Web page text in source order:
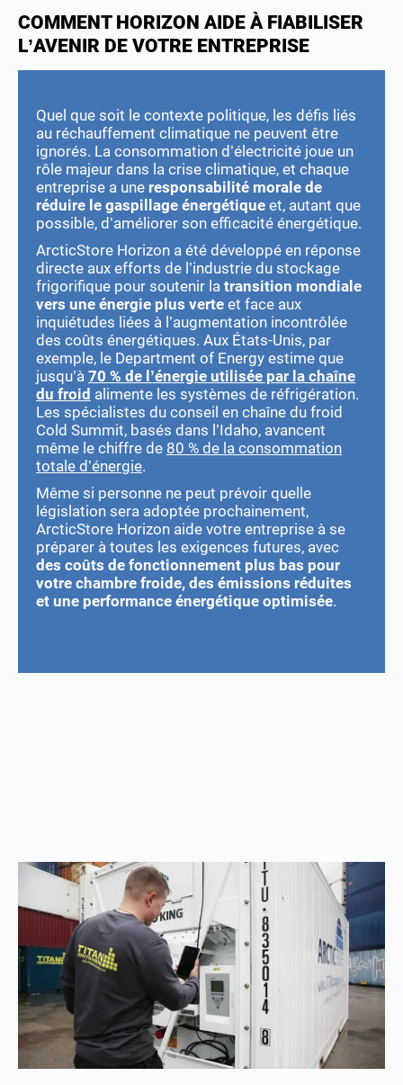
COMMENT HORIZON AIDE À FIABILISER
L’AVENIR DE VOTRE ENTREPRISE
Quel que soit le contexte politique, les défis liés
au réchauffement climatique ne peuvent être
ignorés. La consommation d’électricité joue un
rôle majeur dans la crise climatique, et chaque
entreprise a une responsabilité morale de
réduire le gaspillage énergétique et, autant que
possible, d’améliorer son efficacité énergétique.
ArcticStore Horizon a été développé en réponse
directe aux efforts de l’industrie du stockage
frigorifique pour soutenir la transition mondiale
vers une énergie plus verte et face aux
inquiétudes liées à l’augmentation incontrôlée
des coûts énergétiques. Aux États-Unis, par
exemple, le Department of Energy estime que
jusqu’à 70 % de l’énergie utilisée par la chaîne
du froid alimente les systèmes de réfrigération.
Les spécialistes du conseil en chaîne du froid
Cold Summit, basés dans l’Idaho, avancent
même le chiffre de 80 % de la consommation
totale d’énergie.
Même si personne ne peut prévoir quelle
législation sera adoptée prochainement,
ArcticStore Horizon aide votre entreprise à se
préparer à toutes les exigences futures, avec
des coûts de fonctionnement plus bas pour
votre chambre froide, des émissions réduites
et une performance énergétique optimisée.